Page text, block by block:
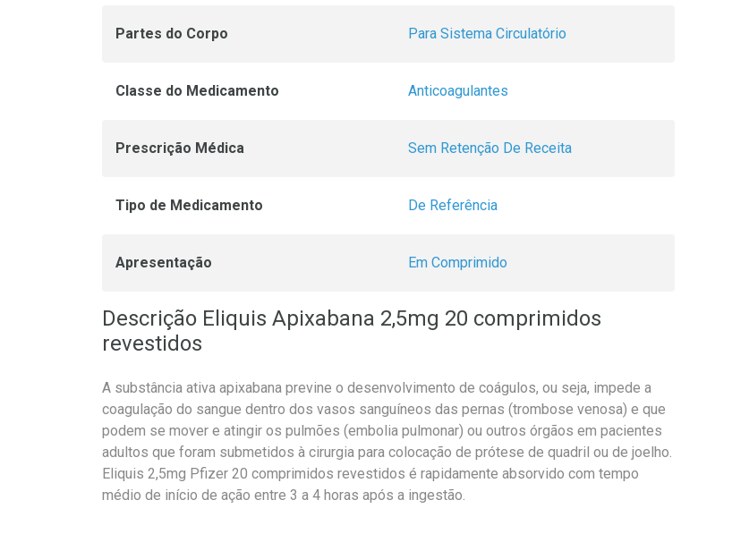
Partes do Corpo Para Sistema Circulatório
Classe do Medicamento Anticoagulantes
Prescrição Médica Sem Retenção De Receita
Tipo de Medicamento De Referência
Apresentação Em Comprimido
Descrição Eliquis Apixabana 2,5mg 20 comprimidos
revestidos
A substância ativa apixabana previne o desenvolvimento de coágulos, ou seja, impede a
coagulação do sangue dentro dos vasos sanguíneos das pernas (trombose venosa) e que
podem se mover e atingir os pulmões (embolia pulmonar) ou outros órgãos em pacientes
adultos que foram submetidos à cirurgia para colocação de prótese de quadril ou de joelho.
Eliquis 2,5mg Pfizer 20 comprimidos revestidos é rapidamente absorvido com tempo
médio de início de ação entre 3 a 4 horas após a ingestão.